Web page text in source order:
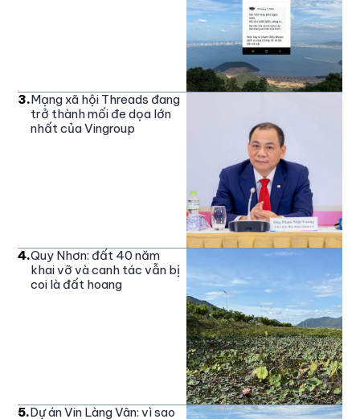
3.Mạng xã hội Threads đang
trở thành mối đe dọa lớn
nhất của Vingroup
4.Quy Nhơn: đất 40 năm
khai vỡ và canh tác vẫn bị
coi là đất hoang
5.Dự án Vin Làng Vân: vì sao